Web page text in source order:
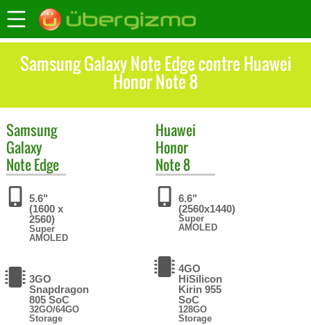
Samsung Galaxy Note Edge contre Huawei
Honor Note 8
Samsung
Galaxy
Note Edge
5.6"
(1600 x
2560)
Super
AMOLED
3GO
Snapdragon
805 SoC
32GO/64GO
Storage
Huawei
Honor
Note 8
6.6"
(2560x1440)
Super
AMOLED
4GO
HiSilicon
Kirin 955
SoC
128GO
Storage